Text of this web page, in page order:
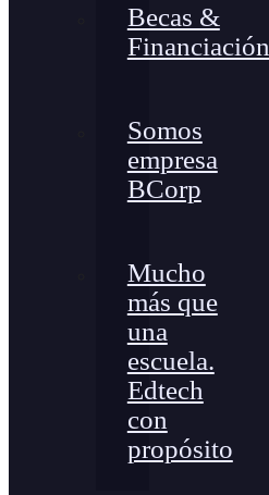
Becas &
Financiación
Somos
empresa
BCorp
Mucho
más que
una
escuela.
Edtech
con
propósito